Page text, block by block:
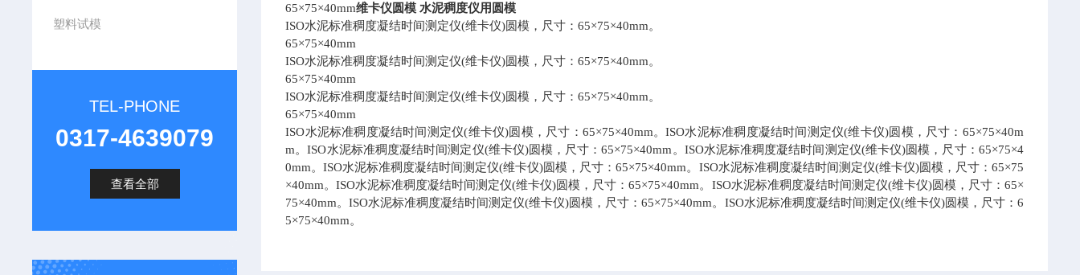
塑料试模
TEL-PHONE
0317-4639079
查看全部
65×75×40mm维卡仪圆模 水泥稠度仪用圆模
ISO水泥标准稠度凝结时间测定仪(维卡仪)圆模，尺寸：65×75×40mm。
65×75×40mm
ISO水泥标准稠度凝结时间测定仪(维卡仪)圆模，尺寸：65×75×40mm。
65×75×40mm
ISO水泥标准稠度凝结时间测定仪(维卡仪)圆模，尺寸：65×75×40mm。
65×75×40mm
ISO水泥标准稠度凝结时间测定仪(维卡仪)圆模，尺寸：65×75×40mm。ISO水泥标准稠度凝结时间测定仪(维卡仪)圆模，尺寸：65×75×40m
m。ISO水泥标准稠度凝结时间测定仪(维卡仪)圆模，尺寸：65×75×40mm。ISO水泥标准稠度凝结时间测定仪(维卡仪)圆模，尺寸：65×75×4
0mm。ISO水泥标准稠度凝结时间测定仪(维卡仪)圆模，尺寸：65×75×40mm。ISO水泥标准稠度凝结时间测定仪(维卡仪)圆模，尺寸：65×75
×40mm。ISO水泥标准稠度凝结时间测定仪(维卡仪)圆模，尺寸：65×75×40mm。ISO水泥标准稠度凝结时间测定仪(维卡仪)圆模，尺寸：65×
75×40mm。ISO水泥标准稠度凝结时间测定仪(维卡仪)圆模，尺寸：65×75×40mm。ISO水泥标准稠度凝结时间测定仪(维卡仪)圆模，尺寸：6
5×75×40mm。